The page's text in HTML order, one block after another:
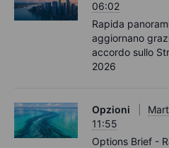
06:02
Rapida
aggiornano
accordo sullo
2026
Opzioni
11:55
Options Brief -